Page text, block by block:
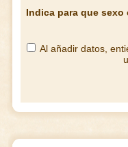
Indica para que sexo
Al añadir datos,